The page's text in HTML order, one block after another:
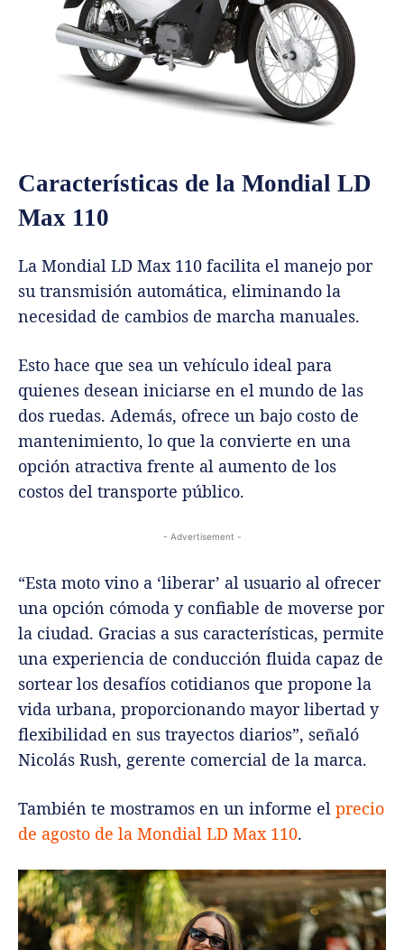
Características de la Mondial LD
Max 110
La Mondial LD Max 110 facilita el manejo por
su transmisión automática, eliminando la
necesidad de cambios de marcha manuales.
Esto hace que sea un vehículo ideal para
quienes desean iniciarse en el mundo de las
dos ruedas. Además, ofrece un bajo costo de
mantenimiento, lo que la convierte en una
opción atractiva frente al aumento de los
costos del transporte público.
- Advertisement -
“Esta moto vino a ‘liberar’ al usuario al ofrecer
una opción cómoda y confiable de moverse por
la ciudad. Gracias a sus características, permite
una experiencia de conducción fluida capaz de
sortear los desafíos cotidianos que propone la
vida urbana, proporcionando mayor libertad y
flexibilidad en sus trayectos diarios”, señaló
Nicolás Rush, gerente comercial de la marca.
También te mostramos en un informe el precio
de agosto de la Mondial LD Max 110.